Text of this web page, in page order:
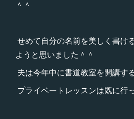
＾＾
せめて自分の名前を美しく書け
ようと思いました＾＾
夫は今年中に書道教室を開講す
プライベートレッスンは既に行